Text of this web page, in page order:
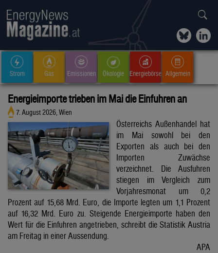
Strom Gas Emissionen Ökologie Energiebörse Allgemein
Energieimporte trieben im Mai die Einfuhren an
7. August 2026, Wien
Österreichs Außenhandel hat
im Mai sowohl bei den
Exporten als auch bei den
Importen Zuwächse
verzeichnet. Die Ausfuhren
stiegen im Vergleich zum
Vorjahresmonat um 0,2
Prozent auf 15,68 Mrd. Euro, die Importe legten um 1,1 Prozent
auf 16,32 Mrd. Euro zu. Steigende Energieimporte haben den
Wert für die Einfuhren angetrieben, schreibt die Statistik Austria
am Freitag in einer Aussendung.
APA